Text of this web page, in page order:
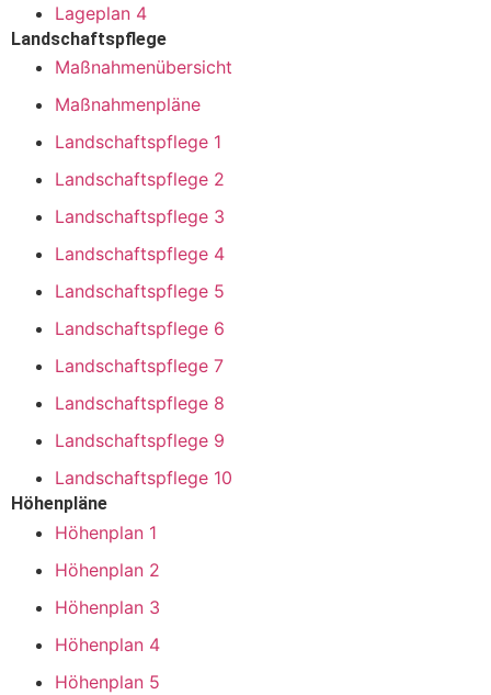
Lageplan 4
Landschaftspflege
Maßnahmenübersicht
Maßnahmenpläne
Landschaftspflege 1
Landschaftspflege 2
Landschaftspflege 3
Landschaftspflege 4
Landschaftspflege 5
Landschaftspflege 6
Landschaftspflege 7
Landschaftspflege 8
Landschaftspflege 9
Landschaftspflege 10
Höhenpläne
Höhenplan 1
Höhenplan 2
Höhenplan 3
Höhenplan 4
Höhenplan 5